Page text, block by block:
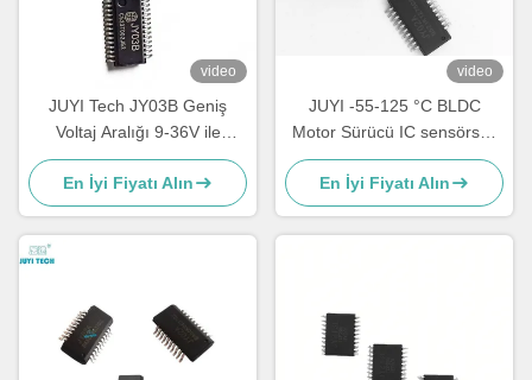
video
JUYI Tech JY03B Geniş
Voltaj Aralığı 9-36V ile
Yüksek Entegre Sensörsüz
BLDC Motor Sürücü IC,
Basitleştirilmiş Motor
Kontrolü İçin
En İyi Fiyatı Alın
video
JUYI -55-125 °C BLDC
Motor Sürücü IC sensörsüz
motor için Basit Periferik
Devre / Hata Ayarlama
En İyi Fiyatı Alın